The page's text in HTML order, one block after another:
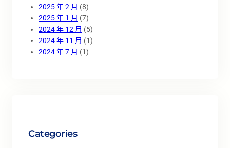
2025 年 2 月 (8)
2025 年 1 月 (7)
2024 年 12 月 (5)
2024 年 11 月 (1)
2024 年 7 月 (1)
Categories